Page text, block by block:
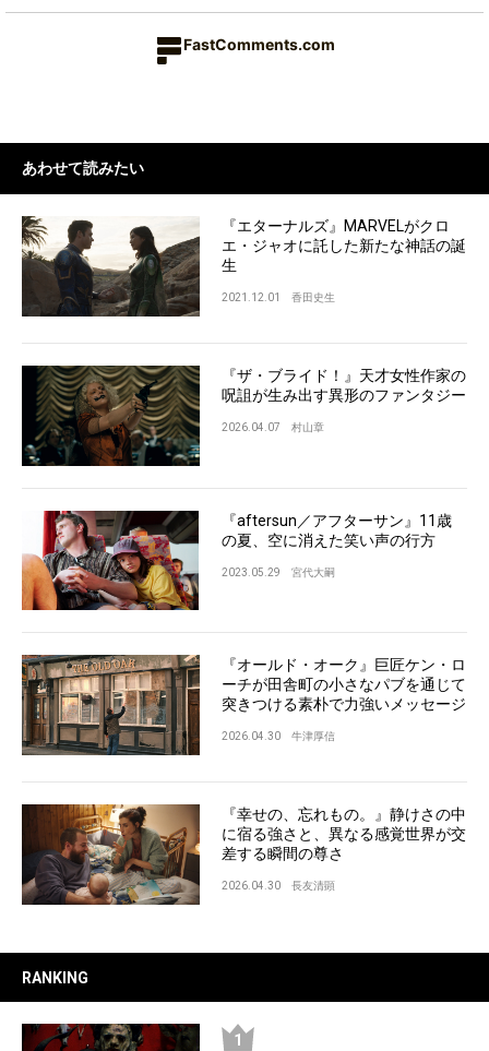
FastComments.com
あわせて読みたい
『エターナルズ』MARVELがクロ
エ・ジャオに託した新たな神話の誕
生
2021.12.01 香田史生
『ザ・ブライド！』天才女性作家の
呪詛が生み出す異形のファンタジー
2026.04.07 村山章
『aftersun／アフターサン』11歳
の夏、空に消えた笑い声の行方
2023.05.29 宮代大嗣
『オールド・オーク』巨匠ケン・ロ
ーチが田舎町の小さなパブを通じて
突きつける素朴で力強いメッセージ
2026.04.30 牛津厚信
『幸せの、忘れもの。』静けさの中
に宿る強さと、異なる感覚世界が交
差する瞬間の尊さ
2026.04.30 長友清顕
RANKING